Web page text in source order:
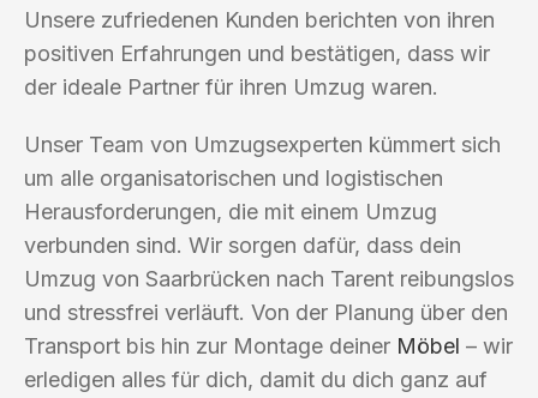
Unsere zufriedenen Kunden berichten von ihren
positiven Erfahrungen und bestätigen, dass wir
der ideale Partner für ihren Umzug waren.
Unser Team von Umzugsexperten kümmert sich
um alle organisatorischen und logistischen
Herausforderungen, die mit einem Umzug
verbunden sind. Wir sorgen dafür, dass dein
Umzug von Saarbrücken nach Tarent reibungslos
und stressfrei verläuft. Von der Planung über den
Transport bis hin zur Montage deiner Möbel – wir
erledigen alles für dich, damit du dich ganz auf